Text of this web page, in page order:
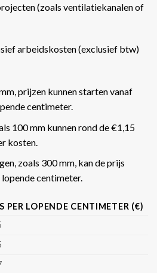
(zoals ventilatiekanalen of
arbeidskosten (exclusief btw)
prijzen kunnen starten vanaf
centimeter.
100 mm kunnen rond de €1,15
kosten.
zoals 300 mm, kan de prijs
centimeter​​.
PER LOPENDE CENTIMETER (€)